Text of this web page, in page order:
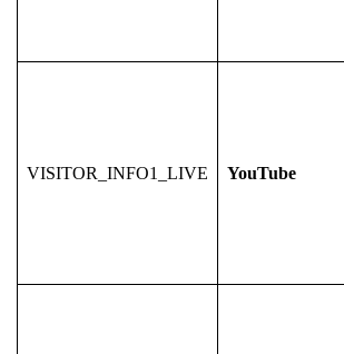
VISITOR_INFO1_LIVE YouTube